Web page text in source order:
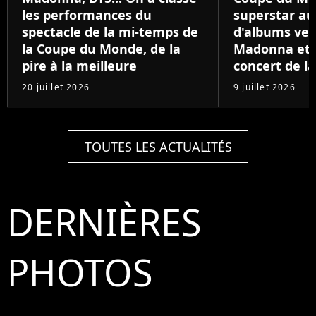
les performances du
spectacle de la mi-temps de
la Coupe du Monde, de la
pire à la meilleure
20 juillet 2026
superstar
d'albums
Madonna et
concert de
9 juillet 2026
TOUTES LES ACTUALITÉS
DERNIÈRES
PHOTOS